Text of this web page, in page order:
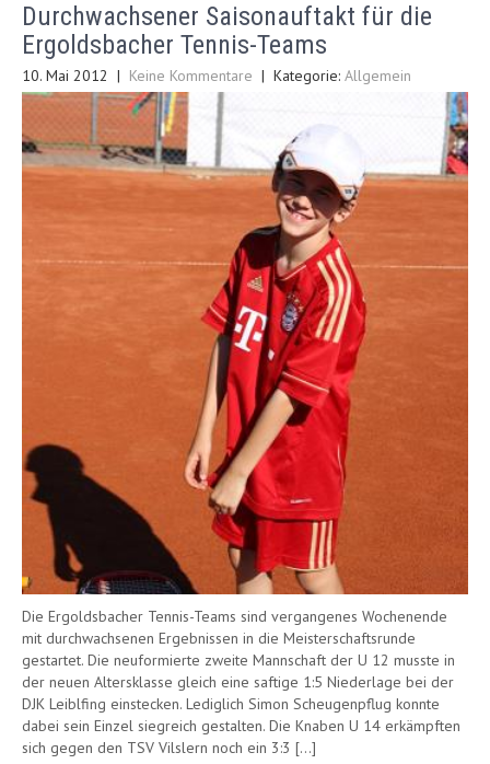
Durchwachsener Saisonauftakt für die
Ergoldsbacher Tennis-Teams
10. Mai 2012 | Keine Kommentare | Kategorie: Allgemein
Die Ergoldsbacher Tennis-Teams sind vergangenes Wochenende
mit durchwachsenen Ergebnissen in die Meisterschaftsrunde
gestartet. Die neuformierte zweite Mannschaft der U 12 musste in
der neuen Altersklasse gleich eine saftige 1:5 Niederlage bei der
DJK Leiblfing einstecken. Lediglich Simon Scheugenpflug konnte
dabei sein Einzel siegreich gestalten. Die Knaben U 14 erkämpften
sich gegen den TSV Vilslern noch ein 3:3 […]